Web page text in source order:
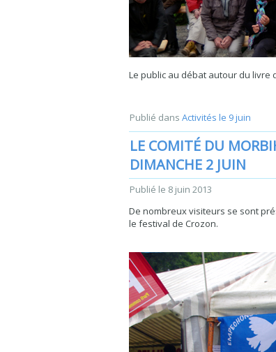
Le public au débat autour du livre
Publié dans Activités le 9 juin
LE COMITÉ DU
DIMANCHE 2 JUIN
Publié le 8 juin 2013
De nombreux visiteurs se sont
le festival de Crozon.